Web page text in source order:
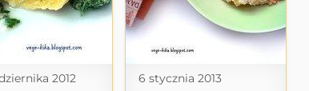
2012
6 stycznia 2013